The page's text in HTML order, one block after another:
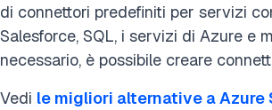
di connettori predefiniti per servizi
Salesforce, SQL, i servizi di Azure e
necessario, è possibile creare
Vedi le migliori alternative a Azure